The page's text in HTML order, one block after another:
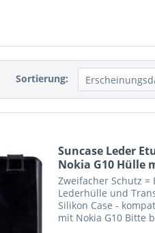
Sortierung:
Suncase Leder
Nokia G10 Hülle
Zweifacher Schutz =
Lederhülle und
Silikon Case -
mit Nokia G10 Bitte